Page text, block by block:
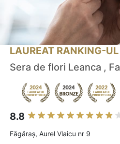
LAUREAT RANKING-
Sera de flori Leanca ,
8.8
Făgăraş, Aurel Vlaicu nr 9